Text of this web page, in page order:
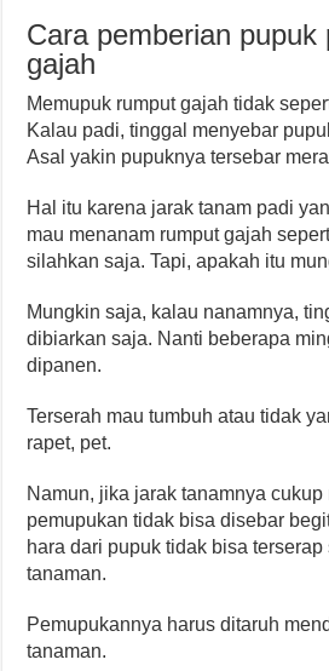
Cara pemberian pupuk
gajah
Memupuk rumput gajah tidak
Kalau padi, tinggal menyebar
Asal yakin pupuknya tersebar
Hal itu karena jarak tanam padi
mau menanam rumput gajah
silahkan saja. Tapi, apakah itu
Mungkin saja, kalau nanamnya,
dibiarkan saja. Nanti beberapa
dipanen.
Terserah mau tumbuh atau tidak
rapet, pet.
Namun, jika jarak tanamnya cukup
pemupukan tidak bisa disebar
hara dari pupuk tidak bisa
tanaman.
Pemupukannya harus ditaruh
tanaman.